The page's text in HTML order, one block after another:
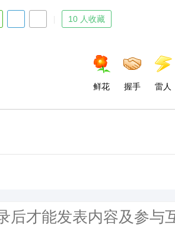
10 人收藏
鲜花 握手 雷人